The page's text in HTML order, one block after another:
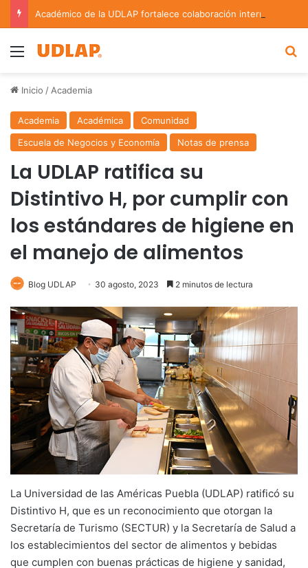
Menu
Inicio / Academia
Academia Académica
Comunidad
Escuela de Negocios y Economía
Notas de prensa
La UDLAP ratifica su
Distintivo H, por cumplir con
los estándares de higiene en
el manejo de alimentos
Blog UDLAP 30 agosto, 2023 2 minutos de lectura
La Universidad de las Américas Puebla (UDLAP) ratificó su
Distintivo H, que es un reconocimiento que otorgan la
Secretaría de Turismo (SECTUR) y la Secretaría de Salud a
los establecimientos del sector de alimentos y bebidas
que cumplen con buenas prácticas de higiene y sanidad,